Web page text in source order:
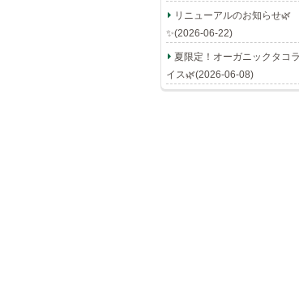
リニューアルのお知らせ🌿
✨(2026-06-22)
夏限定！オーガニックタコラ
イス🌿(2026-06-08)